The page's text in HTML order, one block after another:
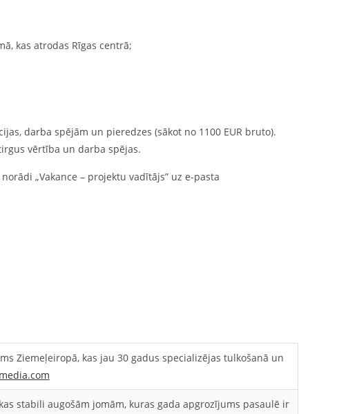
kas atrodas Rīgas centrā;
darba spējām un pieredzes (sākot no 1100 EUR bruto).
vērtība un darba spējas.
„Vakance – projektu vadītājs” uz e-pasta
Ziemeļeiropā, kas jau 30 gadus specializējas tulkošanā un
stabili augošām jomām, kuras gada apgrozījums pasaulē ir